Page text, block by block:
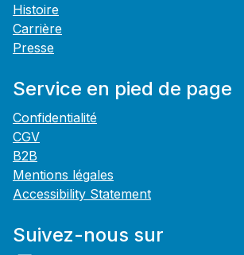
Histoire
Carrière
Presse
Service en pied de page
Confidentialité
CGV
B2B
Mentions légales
Accessibility Statement
Suivez-nous sur